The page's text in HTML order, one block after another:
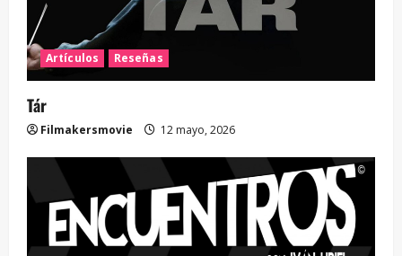
Artículos Reseñas
Tár
Filmakersmovie 12 mayo, 2026